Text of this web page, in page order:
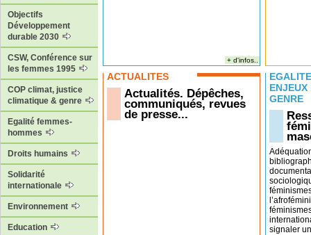
Objectifs
Développement
durable 2030
CSW, Conférence sur
les femmes 1995
COP climat, justice
climatique & genre
Egalité femmes-
hommes
Droits humains
Solidarité
internationale
Environnement
Education
+ d'infos..
ACTUALITÉS
Actualités. Dépêches,
communiqués, revues
de presse...
ENJEUX
GENRE
signaler